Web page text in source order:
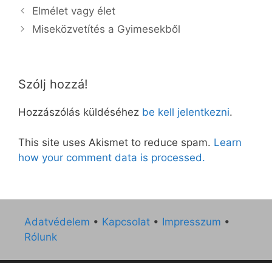
Elmélet vagy élet
Miseközvetítés a Gyimesekből
Szólj hozzá!
Hozzászólás küldéséhez be kell jelentkezni.
This site uses Akismet to reduce spam. Learn
how your comment data is processed.
Adatvédelem • Kapcsolat • Impresszum •
Rólunk